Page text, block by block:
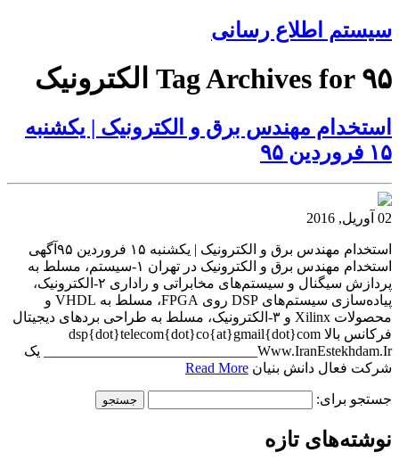
سیستم اطلاع رسانی
Tag Archives for ۹۵ الکترونیک
استخدام مهندس برق و الکترونیک | یکشنبه
۱۵ فروردین ۹۵
02 آوریل, 2016
استخدام مهندس برق و الکترونیک | یکشنبه ۱۵ فروردین ۹۵آگهی
استخدام مهندس برق و الکترونیک در تهران ۱-سیستم، مسلط به
پردازش سیگنال و سیستم‌های مخابراتی و راداری ۲-الکترونیک،
پیاده‌سازی سیستم‌های DSP روی FPGA، مسلط به VHDL و
محصولات Xilinx و ۳-الکترونیک، مسلط به طراحی بردهای دیجیتال
فرکانس بالا dsp{dot}telecom{dot}co{at}gmail{dot}com
_______________Www.IranEstekhdam.Ir_______________ یک
شرکت فعال دانش بنیان Read More
جستجو برای:
نوشته‌های تازه